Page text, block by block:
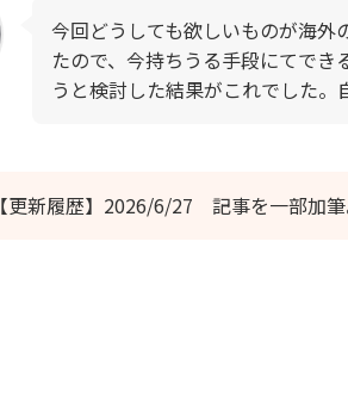
今回どうしても欲しいものが海外
たので、今持ちうる手段にてで
うと検討した結果がこれでした。
【更新履歴】2026/6/27 記事を一部加筆